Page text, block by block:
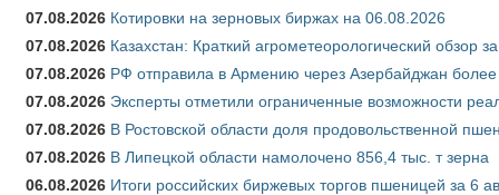
07.08.2026 Котировки на зерновых биржах на 06.08.2026
07.08.2026 Казахстан: Краткий агрометеорологический обзор
07.08.2026 РФ отправила в Армению через Азербайджан более
07.08.2026 Эксперты отметили ограниченные возможности
07.08.2026 В Ростовской области доля продовольственной
07.08.2026 В Липецкой области намолочено 856,4 тыс. т зерна
06.08.2026 Итоги российских биржевых торгов пшеницей за 6